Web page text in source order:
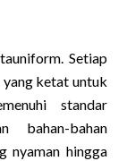
Setiap
ketat untuk
standar
bahan-bahan
nyaman hingga